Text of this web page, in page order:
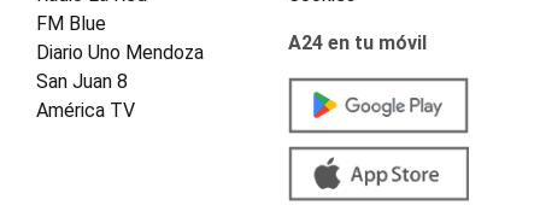
FM Blue
Diario Uno Mendoza
San Juan 8
América TV
A24 en tu móvil